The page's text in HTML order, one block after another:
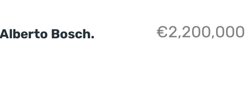
Bosch.
€2,200,000